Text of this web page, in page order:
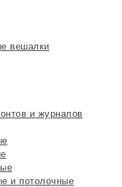
вешалки
и журналов
и потолочные